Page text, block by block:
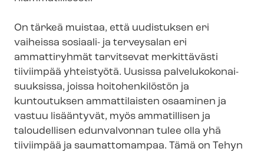
On tärkeä muistaa, että uudistuksen eri
vaiheissa sosiaali- ja terveysalan eri
ammattiryhmät tarvitsevat merkittävästi
tiiviimpää yhteistyötä. Uusissa pal­ve­lu­ko­ko­nai­
suuk­sis­sa, joissa hoitohenkilöstön ja
kuntoutuksen ammattilaisten osaaminen ja
vastuu lisääntyvät, myös ammatillisen ja
taloudellisen edunvalvonnan tulee olla yhä
tiiviimpää ja saumattomampaa. Tämä on Tehyn